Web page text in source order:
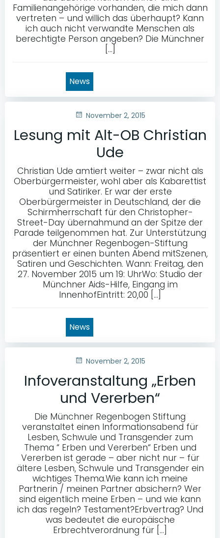
Familienangehörige vorhanden, die mich dann
vertreten – und willich das überhaupt? Kann
ich auch nicht verwandte Menschen als
berechtigte Person angeben? Die Münchner
[…]
News
November 2, 2015
Lesung mit Alt-OB Christian
Ude
Christian Ude amtiert weiter – zwar nicht als
Oberbürgermeister, wohl aber als Kabarettist
und Satiriker. Er war der erste
Oberbürgermeister in Deutschland, der die
Schirmherrschaft für den Christopher-
Street-Day übernahmund an der Spitze der
Parade teilgenommen hat. Zur Unterstützung
der Münchner Regenbogen-Stiftung
präsentiert er einen bunten Abend mitSzenen,
Satiren und Geschichten. Wann: Freitag, den
27. November 2015 um 19: UhrWo: Studio der
Münchner Aids-Hilfe, Eingang im
InnenhofEintritt: 20,00 […]
News
November 2, 2015
Infoveranstaltung „Erben
und Vererben“
Die Münchner Regenbogen Stiftung
veranstaltet einen Informationsabend für
Lesben, Schwule und Transgender zum
Thema “ Erben und Vererben“ Erben und
Vererben ist gerade – aber nicht nur – für
ältere Lesben, Schwule und Transgender ein
wichtiges Thema.Wie kann ich meine
Partnerin / meinen Partner absichern? Wer
sind eigentlich meine Erben – und wie kann
ich das regeln? Testament?Erbvertrag? Und
was bedeutet die europäische
Erbrechtverordnung für […]